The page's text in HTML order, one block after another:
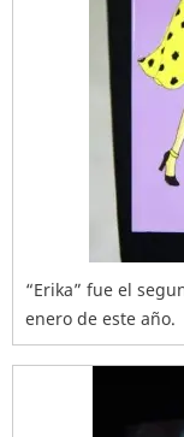
“Erika” fue el
enero de este año.